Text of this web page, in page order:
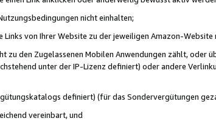
nicht einhalten;
von Ihrer Website zu der jeweiligen Amazon-
den Zugelassenen Mobilen Anwendungen zählt, oder
unter der IP-Lizenz definiert) oder andere
definiert) (für das Sondervergütungen
vereinbart, und